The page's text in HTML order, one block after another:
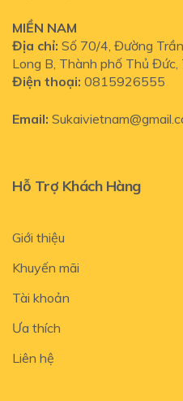
MIỀN NAM
Địa chỉ: Số 70/4, Đường
Long B, Thành phố Thủ Đức,
Điện thoại: 0815926555
Email:
Hỗ Trợ Khách Hàng
Giới thiệu
Khuyến mãi
Tài khoản
Ưa thích
Liên hệ